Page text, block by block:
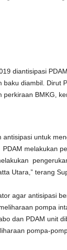
PDAM
diambil. Dirut
BMKG,
antisipasi untuk
melakukan
Utara,” terang
agar antisipasi
pompa
dan PDAM unit
pompa-